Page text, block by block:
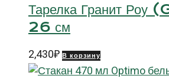
Тарелка Гранит
26 см
2,430₽ В корзину